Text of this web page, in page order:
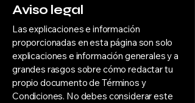
Aviso legal
Las explicaciones e información
proporcionadas en esta página son solo
explicaciones e información generales y a
grandes rasgos sobre cómo redactar tu
propio documento de Términos y
Condiciones. No debes considerar este